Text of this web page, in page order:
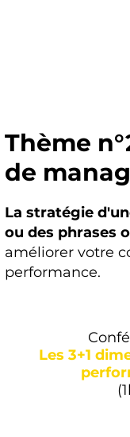
Thème
de
La stratégie
ou des phrases
améliorer votre
performance.
Les 3+1